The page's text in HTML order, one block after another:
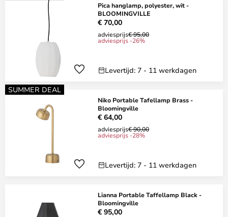
Pica hanglamp, polyester, wit -
BLOOMINGVILLE
€ 70,00
adviesprijs€ 95,00
adviesprijs -26%
Levertijd: 7 - 11 werkdagen
SUMMER DEAL
Niko Portable Tafellamp Brass -
Bloomingville
€ 64,00
adviesprijs€ 90,00
adviesprijs -28%
Levertijd: 7 - 11 werkdagen
Lianna Portable Taffellamp Black -
Bloomingville
€ 95,00